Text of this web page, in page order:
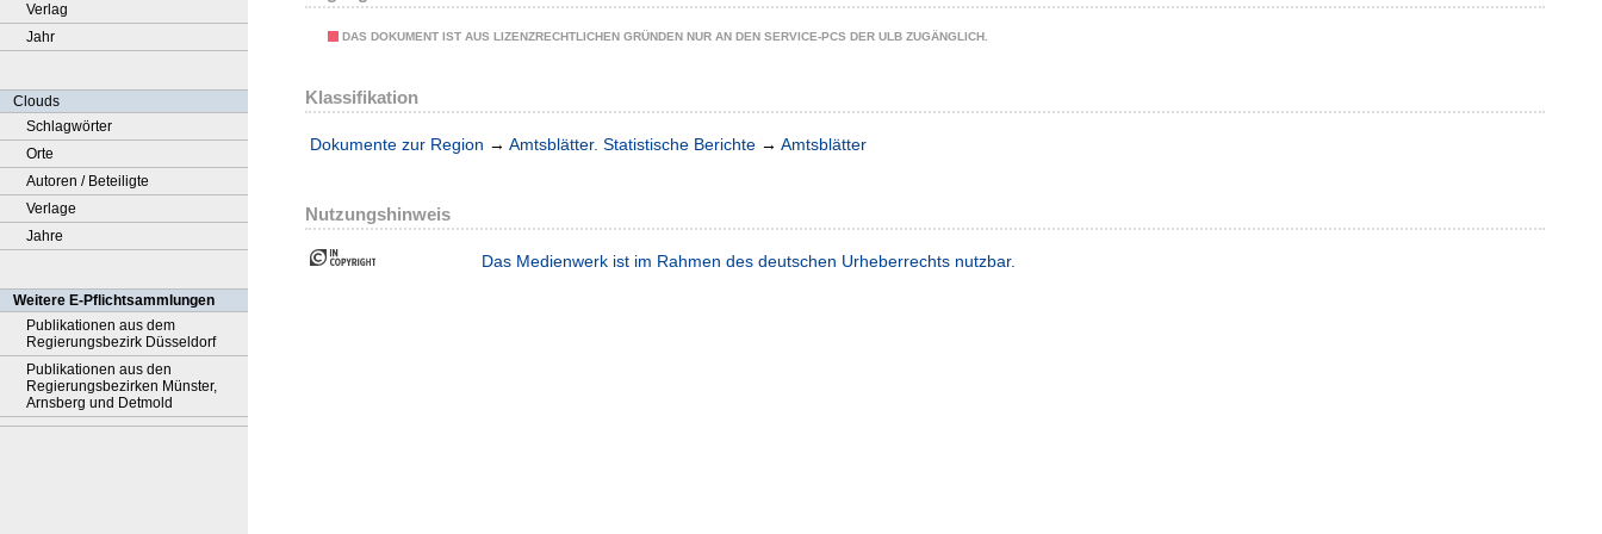
Verlag
Jahr
Clouds
Schlagwörter
Orte
Autoren / Beteiligte
Verlage
Jahre
Weitere E-Pflichtsammlungen
Publikationen aus dem
Regierungsbezirk Düsseldorf
Publikationen aus den
Regierungsbezirken Münster,
Arnsberg und Detmold
DAS DOKUMENT IST AUS LIZENZRECHTLICHEN GRÜNDEN NUR AN DEN SERVICE-PCS DER ULB ZUGÄNGLICH.
Klassifikation
Dokumente zur Region → Amtsblätter. Statistische Berichte → Amtsblätter
Nutzungshinweis
Das Medienwerk ist im Rahmen des deutschen Urheberrechts nutzbar.